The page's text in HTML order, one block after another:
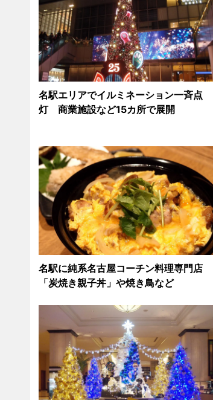
名駅エリアでイルミネーション一斉点
灯 商業施設など15カ所で展開
名駅に純系名古屋コーチン料理専門店
「炭焼き親子丼」や焼き鳥など